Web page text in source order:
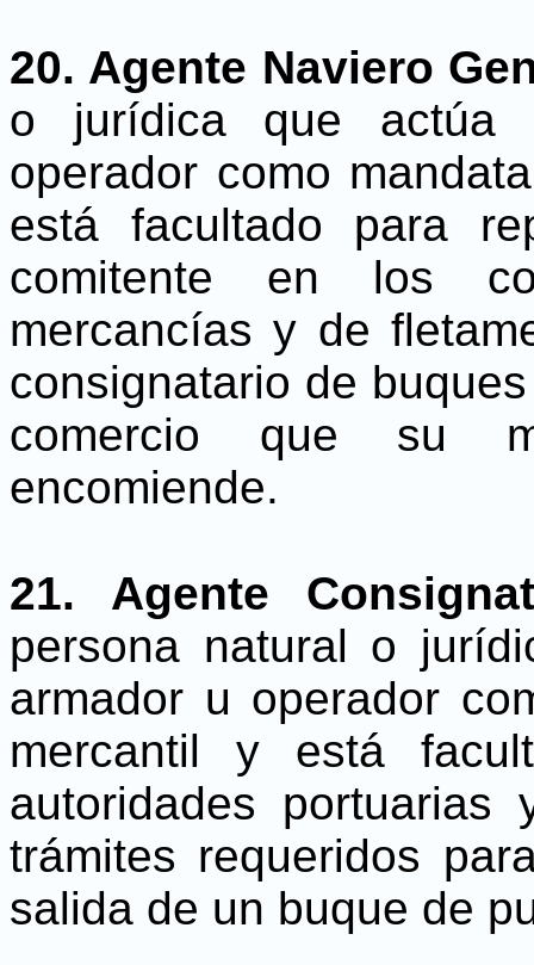
20. Agente Naviero
o jurídica que actúa
operador como
está facultado para
comitente en los
mercancías y de
consignatario de
comercio que su
encomiende.
21. Agente
persona natural o
armador u operador
mercantil y está
autoridades portuarias
trámites requeridos
salida de un buque de